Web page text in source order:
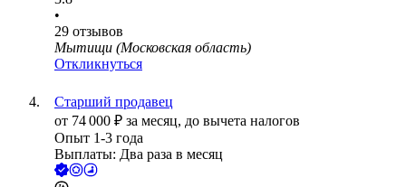
•
29 отзывов
Мытищи (Московская область)
Откликнуться
Старший продавец
от 74 000 ₽ за месяц, до вычета налогов
Опыт 1-3 года
Выплаты: Два раза в месяц